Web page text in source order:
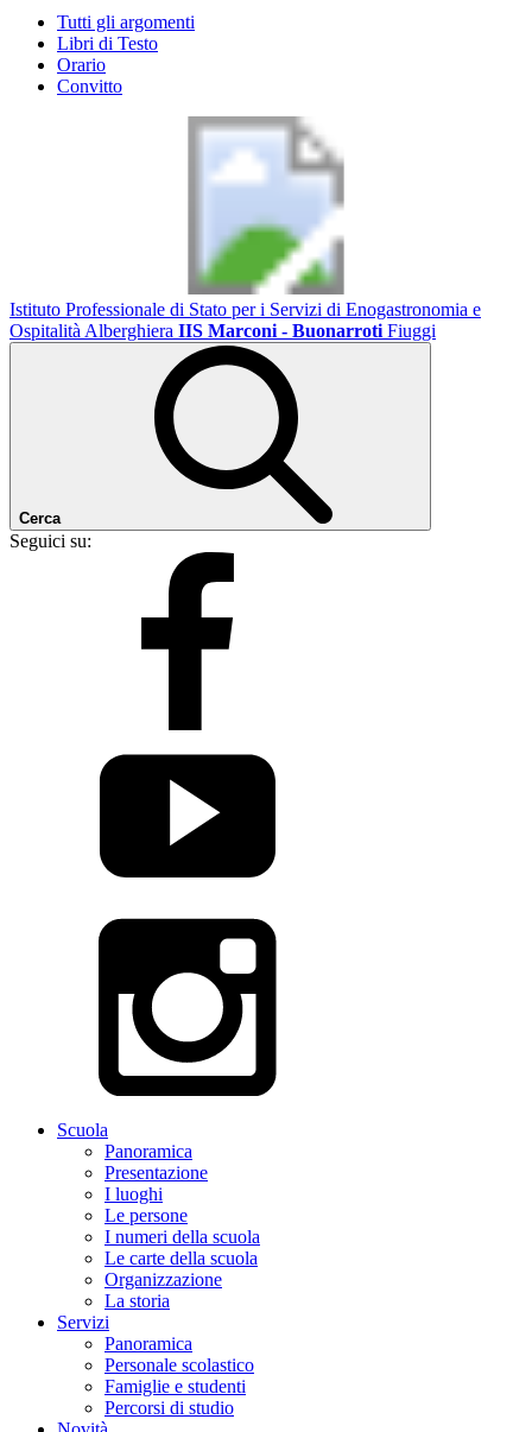
Tutti gli argomenti
Libri di Testo
Orario
Convitto
Istituto Professionale di Stato per i Servizi di Enogastronomia e
Ospitalità Alberghiera IIS Marconi - Buonarroti Fiuggi
Cerca
Seguici su:
Scuola
Panoramica
Presentazione
I luoghi
Le persone
I numeri della scuola
Le carte della scuola
Organizzazione
La storia
Servizi
Panoramica
Personale scolastico
Famiglie e studenti
Percorsi di studio